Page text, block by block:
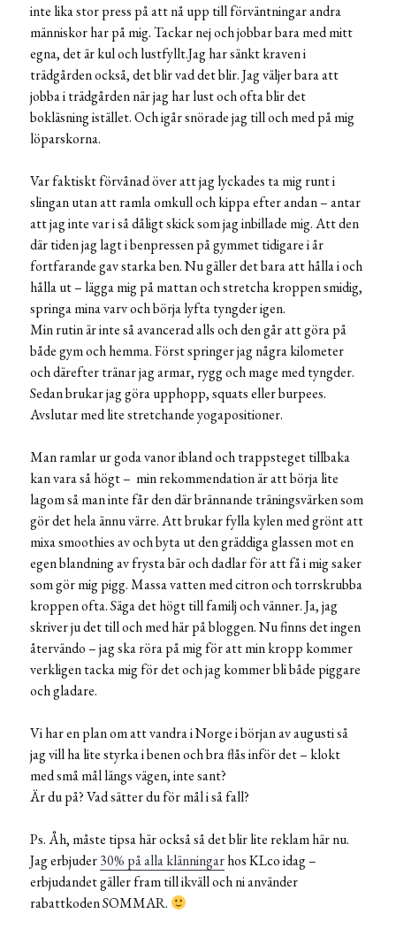
inte lika stor press på att nå upp till förväntningar andra
människor har på mig. Tackar nej och jobbar bara med mitt
egna, det är kul och lustfyllt.Jag har sänkt kraven i
trädgården också, det blir vad det blir. Jag väljer bara att
jobba i trädgården när jag har lust och ofta blir det
bokläsning istället. Och igår snörade jag till och med på mig
löparskorna.
Var faktiskt förvånad över att jag lyckades ta mig runt i
slingan utan att ramla omkull och kippa efter andan – antar
att jag inte var i så dåligt skick som jag inbillade mig. Att den
där tiden jag lagt i benpressen på gymmet tidigare i år
fortfarande gav starka ben. Nu gäller det bara att hålla i och
hålla ut – lägga mig på mattan och stretcha kroppen smidig,
springa mina varv och börja lyfta tyngder igen.
Min rutin är inte så avancerad alls och den går att göra på
både gym och hemma. Först springer jag några kilometer
och därefter tränar jag armar, rygg och mage med tyngder.
Sedan brukar jag göra upphopp, squats eller burpees.
Avslutar med lite stretchande yogapositioner.
Man ramlar ur goda vanor ibland och trappsteget tillbaka
kan vara så högt – min rekommendation är att börja lite
lagom så man inte får den där brännande träningsvärken som
gör det hela ännu värre. Att brukar fylla kylen med grönt att
mixa smoothies av och byta ut den gräddiga glassen mot en
egen blandning av frysta bär och dadlar för att få i mig saker
som gör mig pigg. Massa vatten med citron och torrskrubba
kroppen ofta. Säga det högt till familj och vänner. Ja, jag
skriver ju det till och med här på bloggen. Nu finns det ingen
återvändo – jag ska röra på mig för att min kropp kommer
verkligen tacka mig för det och jag kommer bli både piggare
och gladare.
Vi har en plan om att vandra i Norge i början av augusti så
jag vill ha lite styrka i benen och bra flås inför det – klokt
med små mål längs vägen, inte sant?
Är du på? Vad sätter du för mål i så fall?
Ps. Åh, måste tipsa här också så det blir lite reklam här nu.
Jag erbjuder30% på alla klänningarhos KLco idag –
erbjudandet gäller fram till ikväll och ni använder
rabattkoden SOMMAR.